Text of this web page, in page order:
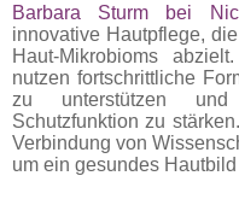
Barbara Sturm bei
innovative Hautpflege,
Haut-Mikrobioms
nutzen fortschrittliche
zu unterstützen
Schutzfunktion zu
Verbindung von
um ein gesundes